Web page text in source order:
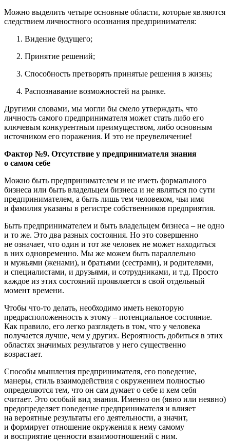
Можно выделить четыре основные области, которые являются
следствием личностного осознания предпринимателя:
Видение будущего;
Принятие решений;
Способность претворять принятые решения в жизнь;
Распознавание возможностей на рынке.
Другими словами, мы могли бы смело утверждать, что
личность самого предпринимателя может стать либо его
ключевым конкурентным преимуществом, либо основным
источником его поражения. И это не преувеличение!
Фактор №9. Отсутствие у предпринимателя знания
о самом себе
Можно быть предпринимателем и не иметь формального
бизнеса или быть владельцем бизнеса и не являться по сути
предпринимателем, а быть лишь тем человеком, чьи имя
и фамилия указаны в регистре собственников предприятия.
Быть предпринимателем и быть владельцем бизнеса – не одно
и то же. Это два разных состояния. Но это совершенно
не означает, что один и тот же человек не может находиться
в них одновременно. Мы же можем быть параллельно
и мужьями (женами), и братьями (сестрами), и родителями,
и специалистами, и друзьями, и сотрудниками, и т.д. Просто
каждое из этих состояний проявляется в свой отдельный
момент времени.
Чтобы что-то делать, необходимо иметь некоторую
предрасположенность к этому – потенциальное состояние.
Как правило, его легко разглядеть в том, что у человека
получается лучше, чем у других. Вероятность добиться в этих
областях значимых результатов у него существенно
возрастает.
Способы мышления предпринимателя, его поведение,
манеры, стиль взаимодействия с окружением полностью
определяются тем, что он сам думает о себе и кем себя
считает. Это особый вид знания. Именно он (явно или неявно)
предопределяет поведение предпринимателя и влияет
на вероятные результаты его деятельности, а значит,
и формирует отношение окружения к нему самому
и восприятие ценности взаимоотношений с ним.